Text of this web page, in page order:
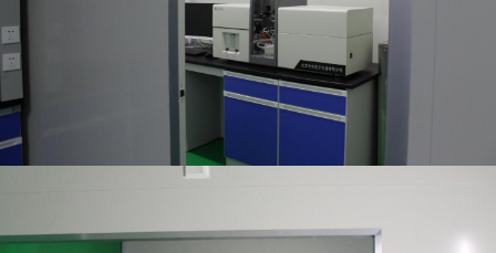
收回制度、人员培训制度，以及各个岗位的操作规程、设备仪器
的使用维护保养规程等，并有相应的记录，以一切行为都按制度
执行”为主线贯穿于生产全过程，严格按照《饲料质量安全管理
规范》要求组织生产和销售，确保安全管理有序进行。